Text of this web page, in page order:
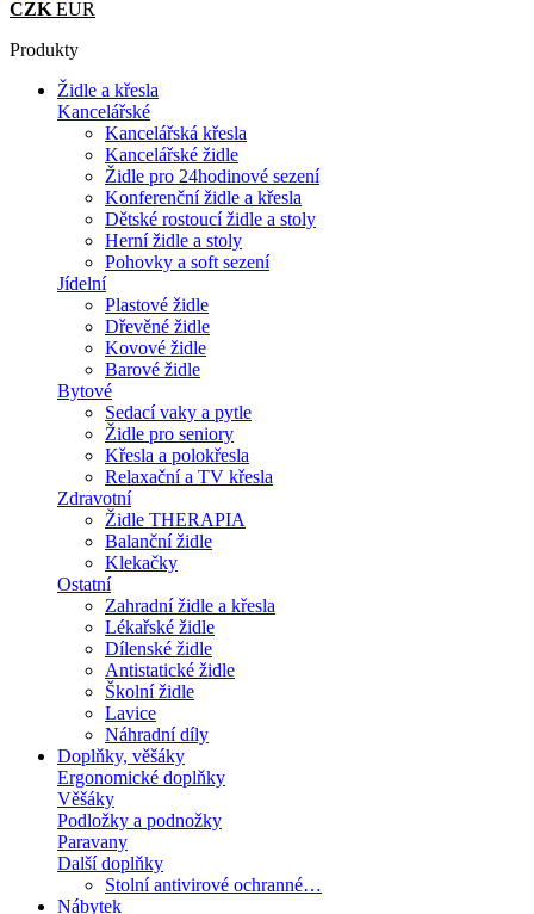
CZK EUR
Produkty
Židle a křesla
Kancelářské
Kancelářská křesla
Kancelářské židle
Židle pro 24hodinové sezení
Konferenční židle a křesla
Dětské rostoucí židle a stoly
Herní židle a stoly
Pohovky a soft sezení
Jídelní
Plastové židle
Dřevěné židle
Kovové židle
Barové židle
Bytové
Sedací vaky a pytle
Židle pro seniory
Křesla a polokřesla
Relaxační a TV křesla
Zdravotní
Židle THERAPIA
Balanční židle
Klekačky
Ostatní
Zahradní židle a křesla
Lékařské židle
Dílenské židle
Antistatické židle
Školní židle
Lavice
Náhradní díly
Doplňky, věšáky
Ergonomické doplňky
Věšáky
Podložky a podnožky
Paravany
Další doplňky
Stolní antivirové ochranné…
Nábytek